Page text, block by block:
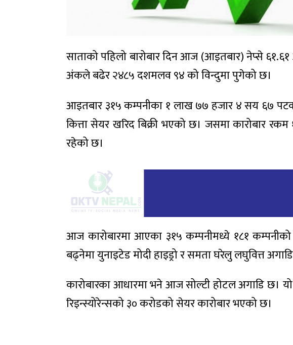
साताको पहिलो बारोबार दिन आज (आइतबार) नेप्से
अंकले बढेर २४८५ दशमलव ९४ को विन्दुमा पुगेको छ।
आइतबार ३१५ कम्पनीका १ लाख ७७ हजार ४ सय ६७
कित्ता सेयर खरिद बिक्री भएको छ। जसमा कारोबार
रहेको छ।
आज कारोबारमा आएका ३१५ कम्पनीमध्ये १८१
बढ्नेमा युनाइटेड मोदी हाइड्रो र समता घरेलु लघुवित्त
कारोबारका आधारमा भने आज सोल्टी होटल अगाडि छ।
रिइन्स्योरेन्सको ३० करोडको सेयर कारोबार भएको छ।